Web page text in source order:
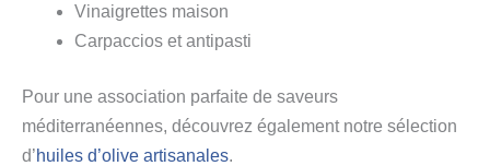
Vinaigrettes maison
Carpaccios et antipasti
Pour une association parfaite de saveurs
méditerranéennes, découvrez également notre sélection
d’huiles d’olive artisanales.